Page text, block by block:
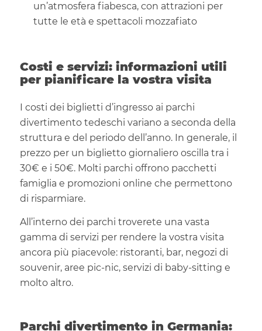
un’atmosfera fiabesca, con attrazioni per
tutte le età e spettacoli mozzafiato
Costi e servizi: informazioni utili
per pianificare la vostra visita
I costi dei biglietti d’ingresso ai parchi
divertimento tedeschi variano a seconda della
struttura e del periodo dell’anno. In generale, il
prezzo per un biglietto giornaliero oscilla tra i
30€ e i 50€. Molti parchi offrono pacchetti
famiglia e promozioni online che permettono
di risparmiare.
All’interno dei parchi troverete una vasta
gamma di servizi per rendere la vostra visita
ancora più piacevole: ristoranti, bar, negozi di
souvenir, aree pic-nic, servizi di baby-sitting e
molto altro.
Parchi divertimento in Germania: